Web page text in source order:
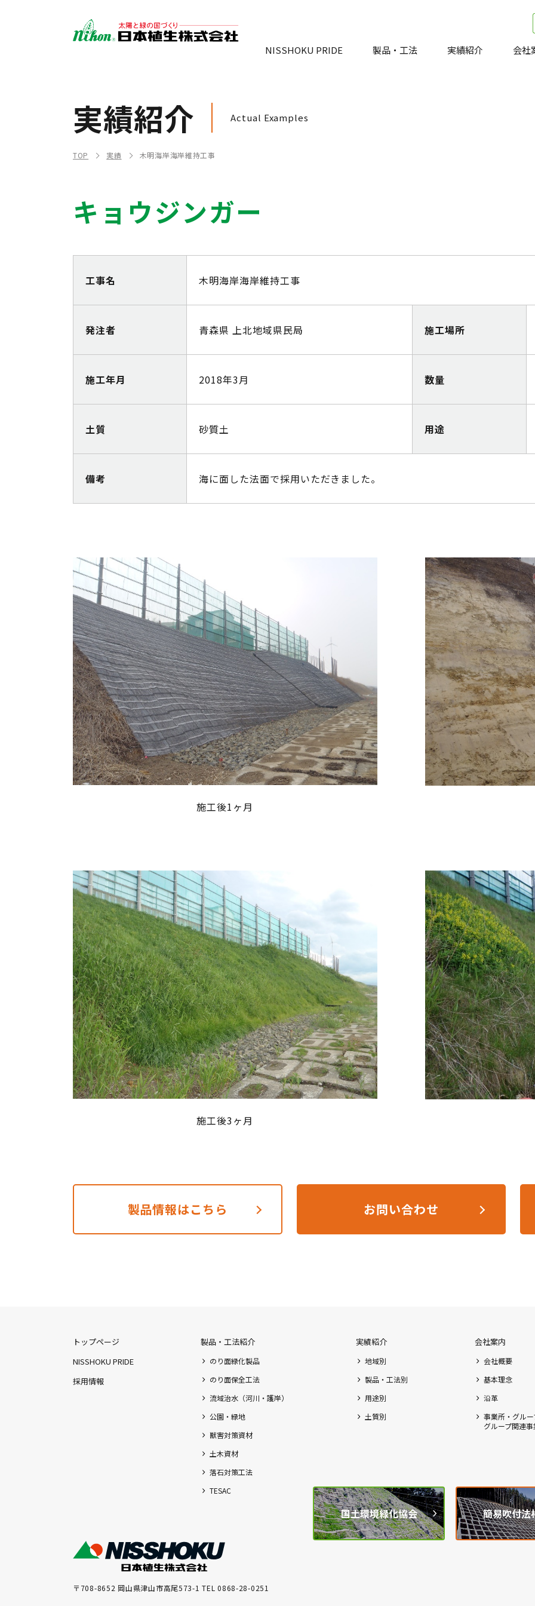
NISSHOKU PRIDE 製品・工法 実績紹介 会社
実績紹介 Actual Examples
TOP 実績 木明海岸海岸維持工事
キョウジンガー
工事名 木明海岸海岸維持工事
発注者 青森県 上北地域県民局 施工場所
施工年月 2018年3月 数量
土質 砂質土 用途
備考 海に面した法面で採用いただきました。
施工後1ヶ月
施工後3ヶ月
製品情報はこちら お問い合わせ
トップページ
NISSHOKU PRIDE
採用情報
製品・工法紹介
のり面緑化製品
のり面保全工法
流域治水（河川・護岸）
公園・緑地
獣害対策資材
土木資材
落石対策工法
TESAC
実績紹介
地域別
製品・工法別
用途別
土質別
会社案内
会社概要
基本理念
沿革
事業所・グル
グループ関連
国土環境緑化協会 簡易吹付法
〒708-8652 岡山県津山市高尾573-1 TEL 0868-28-0251